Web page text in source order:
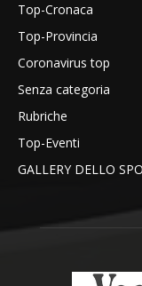
Top-Cronaca
Top-Provincia
Coronavirus top
Senza categoria
Rubriche
Top-Eventi
GALLERY DELLO